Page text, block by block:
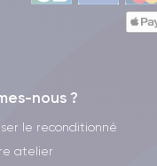
nous ?
le reconditionné
atelier